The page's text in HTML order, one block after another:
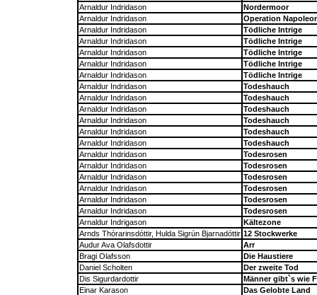
Arnaldur Indridason
Nordermoor
Arnaldur Indridason
Operation
Arnaldur Indridason
Tödliche Intrige
Arnaldur Indridason
Tödliche Intrige
Arnaldur Indridason
Tödliche Intrige
Arnaldur Indridason
Tödliche Intrige
Arnaldur Indridason
Tödliche Intrige
Arnaldur Indridason
Todeshauch
Arnaldur Indridason
Todeshauch
Arnaldur Indridason
Todeshauch
Arnaldur Indridason
Todeshauch
Arnaldur Indridason
Todeshauch
Arnaldur Indridason
Todeshauch
Arnaldur Indridason
Todesrosen
Arnaldur Indridason
Todesrosen
Arnaldur Indridason
Todesrosen
Arnaldur Indridason
Todesrosen
Arnaldur Indridason
Todesrosen
Arnaldur Indridason
Todesrosen
Arnaldur Indrigason
Kältezone
Arnds Thórarinsdóttir, Hulda Sigrún Bjarnadóttir 12 Stockwerke
Audur Ava Olafsdottir
Arr
Bragi Olafsson
Die Haustiere
Daniel Scholten
Der zweite Tod
Dis Sigurdardottir
Männer gibt`s wie
Einar Karason
Das Gelobte Land